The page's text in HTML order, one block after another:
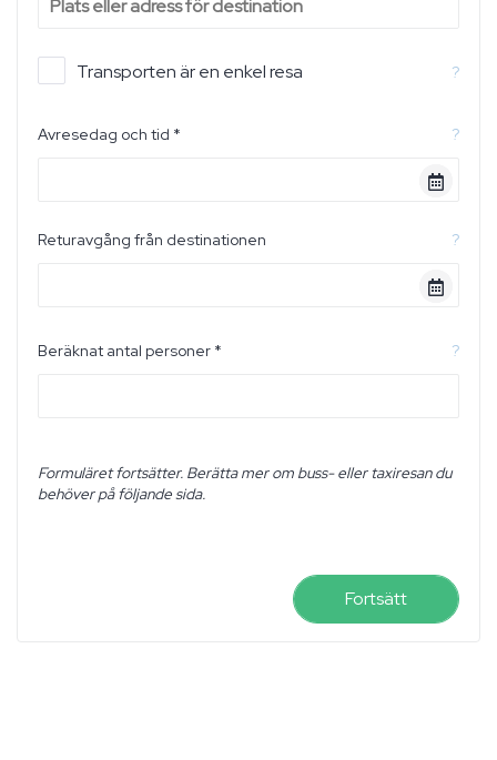
Transporten är en enkel resa ?
Avresedag och tid * ?
Returavgång från destinationen ?
Beräknat antal personer * ?
Formuläret fortsätter. Berätta mer om buss- eller taxiresan du
behöver på följande sida.
Fortsätt